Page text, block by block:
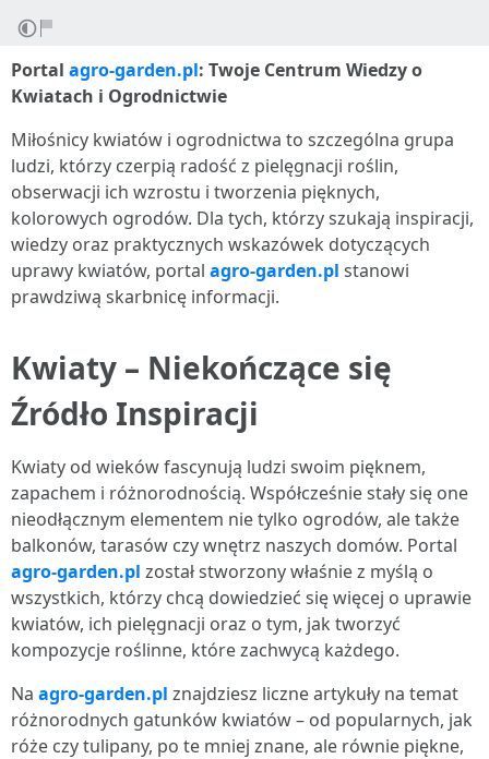
Portal agro-garden.pl: Twoje Centrum Wiedzy o
Kwiatach i Ogrodnictwie
Miłośnicy kwiatów i ogrodnictwa to szczególna grupa
ludzi, którzy czerpią radość z pielęgnacji roślin,
obserwacji ich wzrostu i tworzenia pięknych,
kolorowych ogrodów. Dla tych, którzy szukają inspiracji,
wiedzy oraz praktycznych wskazówek dotyczących
uprawy kwiatów, portal agro-garden.pl stanowi
prawdziwą skarbnicę informacji.
Kwiaty – Niekończące się
Źródło Inspiracji
Kwiaty od wieków fascynują ludzi swoim pięknem,
zapachem i różnorodnością. Współcześnie stały się one
nieodłącznym elementem nie tylko ogrodów, ale także
balkonów, tarasów czy wnętrz naszych domów. Portal
agro-garden.pl został stworzony właśnie z myślą o
wszystkich, którzy chcą dowiedzieć się więcej o uprawie
kwiatów, ich pielęgnacji oraz o tym, jak tworzyć
kompozycje roślinne, które zachwycą każdego.
Na agro-garden.pl znajdziesz liczne artykuły na temat
różnorodnych gatunków kwiatów – od popularnych, jak
róże czy tulipany, po te mniej znane, ale równie piękne,